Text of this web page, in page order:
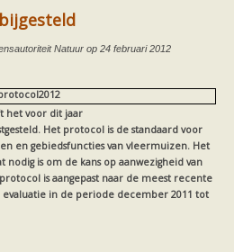
en bomenkap
Natuur op 24 februari 2012
het voor dit jaar
Het protocol is de standaard voor
en gebiedsfuncties van vleermuizen. Het
is om de kans op aanwezigheid van
is aangepast naar de meest recente
in de periode december 2011 tot